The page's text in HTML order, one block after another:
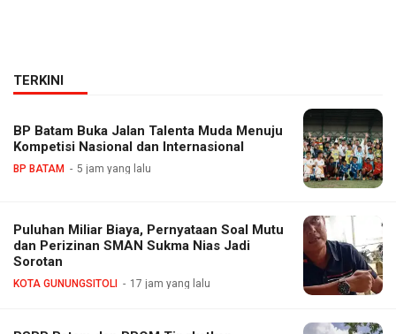
TERKINI
BP Batam Buka Jalan Talenta Muda Menuju
Kompetisi Nasional dan Internasional
BP BATAM 5 jam yang lalu
Puluhan Miliar Biaya, Pernyataan Soal Mutu
dan Perizinan SMAN Sukma Nias Jadi
Sorotan
KOTA GUNUNGSITOLI 17 jam yang lalu